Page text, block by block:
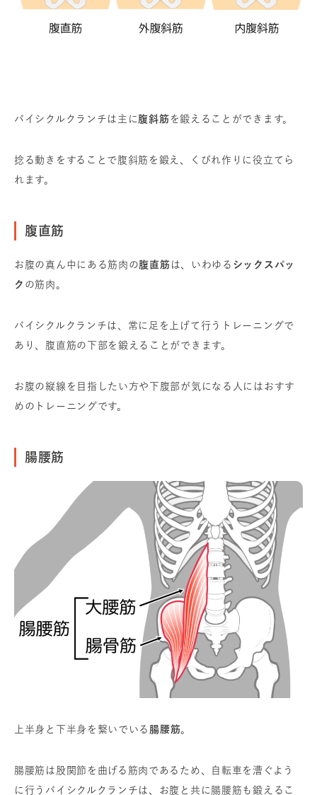
バイシクルクランチは主に 腹斜筋 を鍛えることができます。
捻る動きをすることで腹斜筋を鍛え、くびれ作りに役立てら
れます。
腹直筋
お腹の真ん中にある筋肉の腹直筋 は、いわゆる シックスパッ
ク の筋肉。
バイシクルクランチは、常に足を上げて行うトレーニングで
あり、腹直筋の下部を鍛えることができます。
お腹の縦線を目指したい方や下腹部が気になる人にはおすす
めのトレーニングです。
腸腰筋
上半身と下半身を繋いでいる 腸腰筋
腸腰筋は股関節を曲げる筋肉であるため、自転車を漕ぐよう
に行うバイシクルクランチは、お腹と共に腸腰筋も鍛えるこ